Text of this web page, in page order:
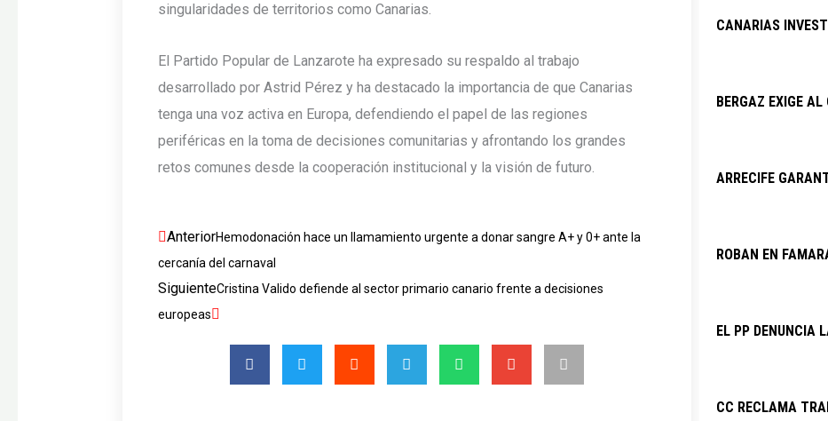
singularidades de territorios como Canarias.
El Partido Popular de Lanzarote ha expresado su respaldo al trabajo
desarrollado por Astrid Pérez y ha destacado la importancia de que Canarias
tenga una voz activa en Europa, defendiendo el papel de las regiones
periféricas en la toma de decisiones comunitarias y afrontando los grandes
retos comunes desde la cooperación institucional y la visión de futuro.
Ant
AnteriorHemodonación hace un llamamiento urgente a donar sangre A+ y 0+ ante la
cercanía del carnaval
SiguienteCristina Valido defiende al sector primario canario frente a decisiones
europeas
Siguiente
CANARIAS
BERGAZ EXIGE
ARRECIFE
ROBAN EN
EL PP DENUNCIA
CC RECLAMA